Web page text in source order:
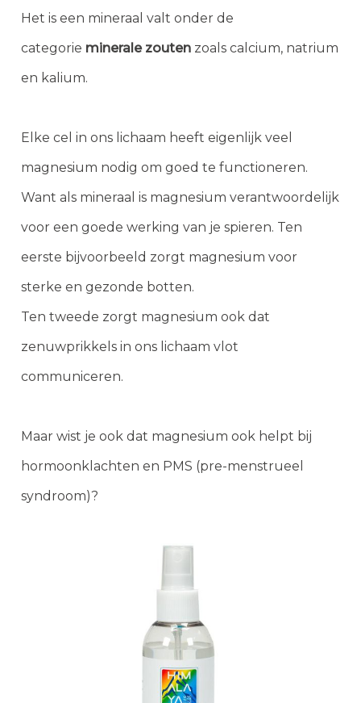
Het is een mineraal valt onder de
categorie minerale zouten zoals calcium, natrium
en kalium.
Elke cel in ons lichaam heeft eigenlijk veel
magnesium nodig om goed te functioneren.
Want als mineraal is magnesium verantwoordelijk
voor een goede werking van je spieren. Ten
eerste bijvoorbeeld zorgt magnesium voor
sterke en gezonde botten.
Ten tweede zorgt magnesium ook dat
zenuwprikkels in ons lichaam vlot
communiceren.
Maar wist je ook dat magnesium ook helpt bij
hormoonklachten en PMS (pre-menstrueel
syndroom)?